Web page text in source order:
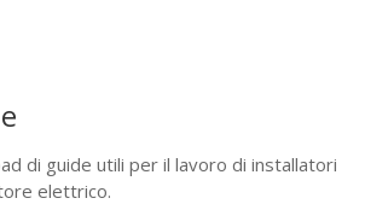
di guide utili per il lavoro di installatori
elettrico.